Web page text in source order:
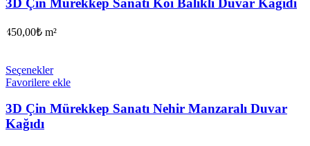
3D Çin Mürekkep Sanatı Koi Balıklı Duvar Kağıdı
450,00₺ m²
Seçenekler
Favorilere ekle
3D Çin Mürekkep Sanatı Nehir Manzaralı Duvar
Kağıdı